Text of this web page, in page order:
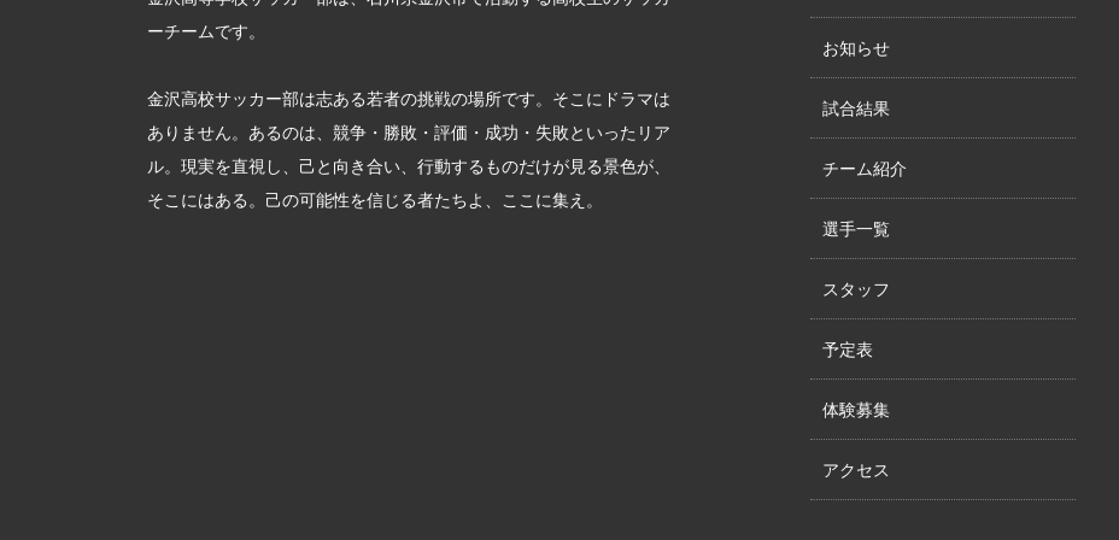
ーチームです。
金沢高校サッカー部は志ある若者の挑戦の場所です。そこにドラマは
ありません。あるのは、競争・勝敗・評価・成功・失敗といったリア
ル。現実を直視し、己と向き合い、行動するものだけが見る景色が、
そこにはある。己の可能性を信じる者たちよ、ここに集え。
お知らせ
試合結果
チーム紹介
選手一覧
スタッフ
予定表
体験募集
アクセス